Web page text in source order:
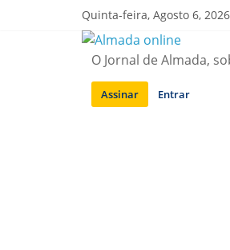
Quinta-feira, Agosto 6, 2026
O Jornal de Almada,
Assinar Entrar